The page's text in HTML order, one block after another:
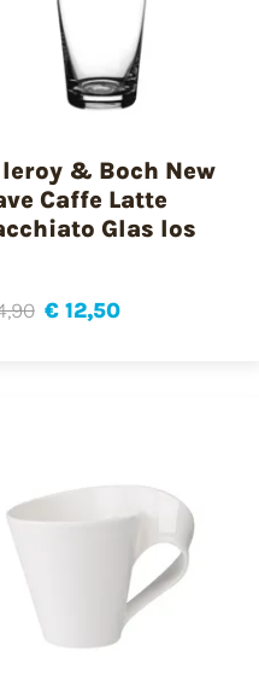
& Boch New
Caffe Latte
Glas los
€ 12,50